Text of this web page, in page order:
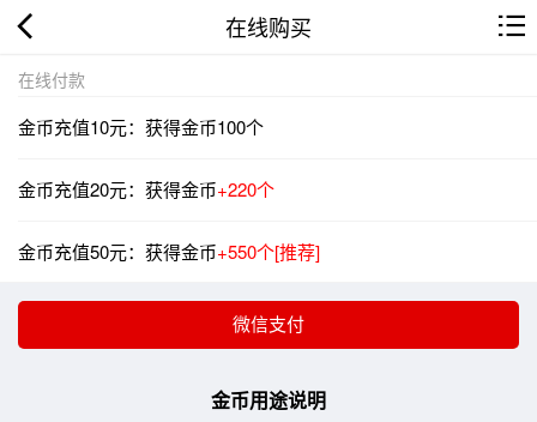
在线购买
在线付款
金币充值10元：获得金币100个
金币充值20元：获得金币+220个
金币充值50元：获得金币+550个[推荐]
金币用途说明